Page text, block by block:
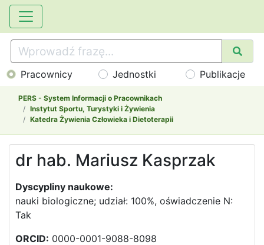
Pracownicy Jednostki Publikacje
PERS - System Informacji o Pracownikach
Instytut Sportu, Turystyki i Żywienia
Katedra Żywienia Człowieka i Dietoterapii
dr hab. Mariusz Kasprzak
Dyscypliny naukowe:
nauki biologiczne; udział: 100%, oświadczenie N:
Tak
ORCID: 0000-0001-9088-8098